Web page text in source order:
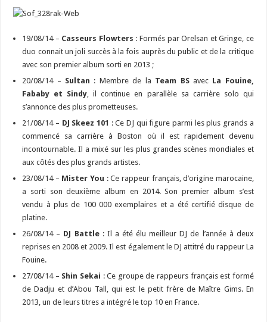
19/08/14 – Casseurs Flowters : Formés par Orelsan et Gringe, ce
duo connait un joli succès à la fois auprès du public et de la critique
avec son premier album sorti en 2013 ;
20/08/14 – Sultan : Membre de la Team BSavec La Fouine,
Fababy et Sindy, il continue en parallèle sa carrière solo qui
s’annonce des plus prometteuses.
21/08/14 – DJ Skeez 101 : Ce DJ qui figure parmi les plus grands a
commencé sa carrière à Boston où il est rapidement devenu
incontournable. Il a mixé sur les plus grandes scènes mondiales et
aux côtés des plus grands artistes.
23/08/14 – Mister You : Ce rappeur français, d’origine marocaine,
a sorti son deuxième album en 2014. Son premier album s’est
vendu à plus de 100 000 exemplaires et a été certifié disque de
platine.
26/08/14 – DJ Battle: Il a été élu meilleur DJ de l’année à deux
reprises en 2008 et 2009. Il est également le DJ attitré du rappeur La
Fouine.
27/08/14 – Shin Sekai : Ce groupe de rappeurs français est formé
de Dadju et d’Abou Tall, qui est le petit frère de Maître Gims. En
2013, un de leurs titres a intégré le top 10 en France.